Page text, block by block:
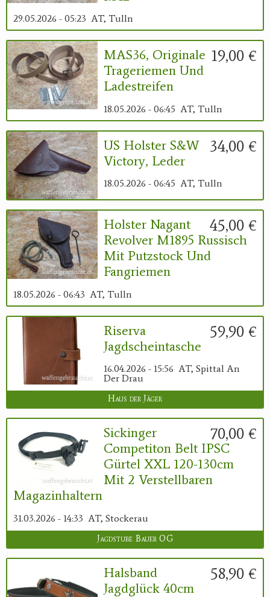
29.05.2026 - 05:23 AT, Tulln
19,00 €
MAS36, Originale
Trageriemen Und
Ladestreifen
18.05.2026 - 06:45 AT, Tulln
34,00 €
US Holster S&W
Victory, Leder
18.05.2026 - 06:45 AT, Tulln
45,00 €
Holster Nagant
Revolver M1895 Russisch
Mit Putzstock Und
Fangriemen
18.05.2026 - 06:43 AT, Tulln
59,90 €
Riserva
Jagdscheintasche
16.04.2026 - 15:56 AT, Spittal An
Der Drau
Haus der Jäger
70,00 €
Sickinger
Competiton Belt IPSC
Gürtel XXL 120-130cm
Mit 2 Verstellbaren
Magazinhaltern
31.03.2026 - 14:33 AT, Stockerau
Jagdstube Bauer OG
58,90 €
Halsband
Jagdglück 40cm